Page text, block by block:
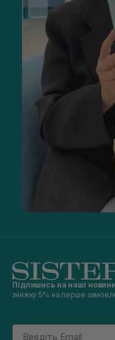
Підпишись на наші новини
знижку 5% на перше
Email